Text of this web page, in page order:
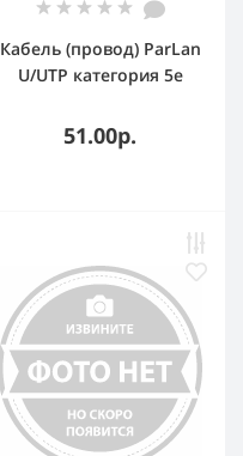
Кабель (провод) ParLan
U/UTP категория 5e
51.00р.